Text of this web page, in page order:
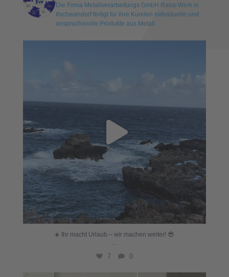
Die Firma Metallverarbeitungs GmbH Rana-Werk in
#schwandorf fertigt für ihre Kunden individuelle und
anspruchsvolle Produkte aus Metall.
☀️ Ihr macht Urlaub – wir machen weiter! 😎
...
7 0